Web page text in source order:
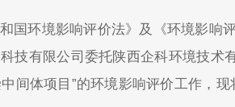
国环境影响评价法》及《环境影响
技有限公司委托陕西企科环境技术
间体项目”的环境影响评价工作，